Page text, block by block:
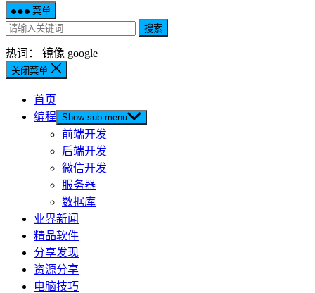
菜单
搜索
热词： 镜像 google
关闭菜单
首页
编程 Show sub menu
前端开发
后端开发
微信开发
服务器
数据库
业界新闻
精品软件
分享发现
资源分享
电脑技巧